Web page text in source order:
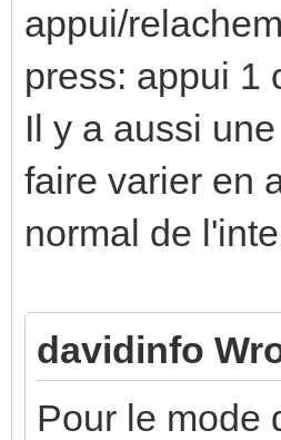
appui/
press: appui 1
Il y a aussi
faire varier en
normal de
davidinfo
Pour le mode